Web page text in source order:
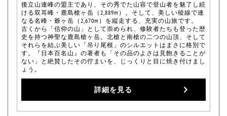
後立山連峰の盟主であり、その秀でた山容で登山者を魅了し続
ける双耳峰・鹿島槍ヶ岳（2,889m）。そして、美しい稜線で連
なる名峰・爺ヶ岳（2,670m）を縦走する、充実の山旅です。
古くから「信仰の山」として崇められ、修験者たちも登った歴
史を持つ神聖な鹿島槍ヶ岳。北槍と南槍の二つの山頂、そして
それらを結ぶ美しい「吊り尾根」のシルエットはまさに格別で
す。『日本百名山』の著者も「その品のよさは見飽きることが
ない」と絶賛したその佇まいを、じっくりと目に焼き付けまし
ょう。
詳細を見る